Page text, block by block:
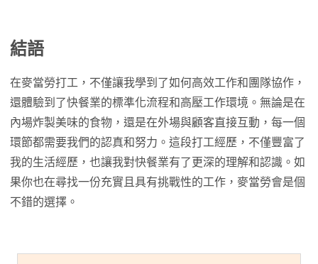
結語
在麥當勞打工，不僅讓我學到了如何高效工作和團隊協作，
還體驗到了快餐業的標準化流程和高壓工作環境。無論是在
內場炸製美味的食物，還是在外場與顧客直接互動，每一個
環節都需要我們的認真和努力。這段打工經歷，不僅豐富了
我的生活經歷，也讓我對快餐業有了更深的理解和認識。如
果你也在尋找一份充實且具有挑戰性的工作，麥當勞會是個
不錯的選擇。